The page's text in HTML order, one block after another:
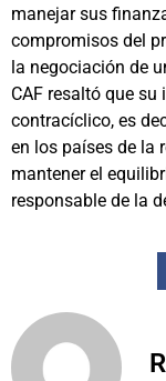
manejar sus
compromisos del
la negociación de
CAF resaltó que
contracíclico, es
en los países de la
mantener el
responsable de la